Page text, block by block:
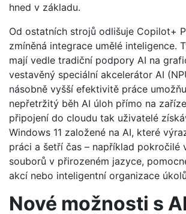
hned v základu.
Od ostatních strojů odlišuje Copilot+
zmíněná integrace umělé inteligence.
mají vedle tradiční podpory AI na
vestavěný speciální akcelerátor AI
násobně vyšší efektivitě práce
nepřetržitý běh AI úloh přímo na
připojení do cloudu tak uživatelé
Windows 11 založené na AI, které
práci a šetří čas – například pokročilé
souborů v přirozeném jazyce,
akcí nebo inteligentní organizace
Nové možnosti s AI